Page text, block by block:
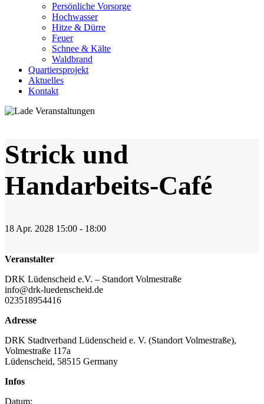
Persönliche Vorsorge
Hochwasser
Hitze & Dürre
Feuer
Schnee & Kälte
Waldbrand
Quartiersprojekt
Aktuelles
Kontakt
Strick und
Handarbeits-Café
18 Apr. 2028 15:00 - 18:00
Veranstalter
DRK Lüdenscheid e.V. – Standort Volmestraße
info@drk-luedenscheid.de
023518954416
Adresse
DRK Stadtverband Lüdenscheid e. V. (Standort Volmestraße),
Volmestraße 117a
Lüdenscheid, 58515 Germany
Infos
Datum: